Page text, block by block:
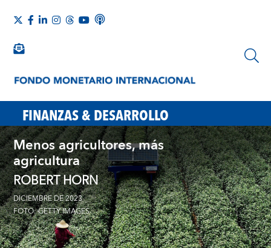
FINANZAS & DESARROLLO
Menos agricultores, más
agricultura
ROBERT HORN
DICIEMBRE DE 2023
FOTO: GETTY IMAGES